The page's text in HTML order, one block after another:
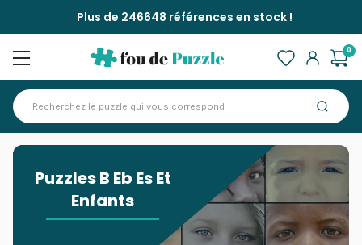
Plus de 246648 références en stock !
0
Puzzles B Eb Es Et
Enfants